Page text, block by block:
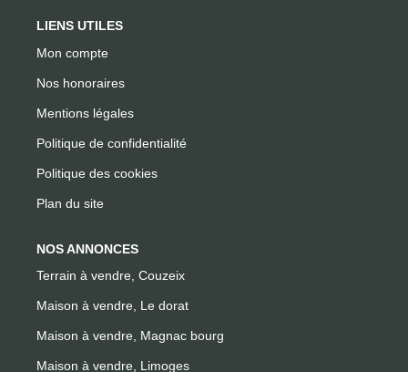
LIENS UTILES
Mon compte
Nos honoraires
Mentions légales
Politique de confidentialité
Politique des cookies
Plan du site
NOS ANNONCES
Terrain à vendre, Couzeix
Maison à vendre, Le dorat
Maison à vendre, Magnac bourg
Maison à vendre, Limoges